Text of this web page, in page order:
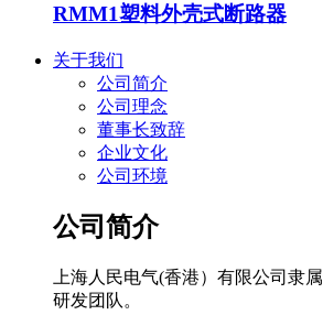
RMM1塑料外壳式断路器
关于我们
公司简介
公司理念
董事长致辞
企业文化
公司环境
公司简介
上海人民电气(香港）有限公司隶
研发团队。